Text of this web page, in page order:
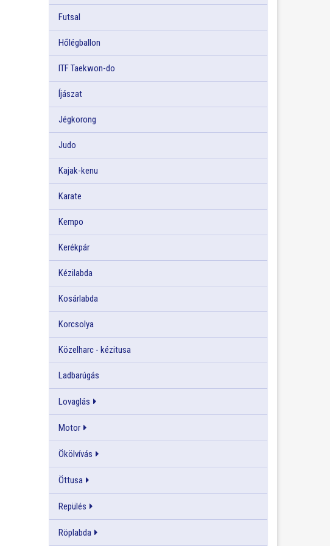
Futsal
Hőlégballon
ITF Taekwon-do
Íjászat
Jégkorong
Judo
Kajak-kenu
Karate
Kempo
Kerékpár
Kézilabda
Kosárlabda
Korcsolya
Közelharc - kézitusa
Ladbarúgás
Lovaglás
Motor
Ökölvívás
Öttusa
Repülés
Röplabda